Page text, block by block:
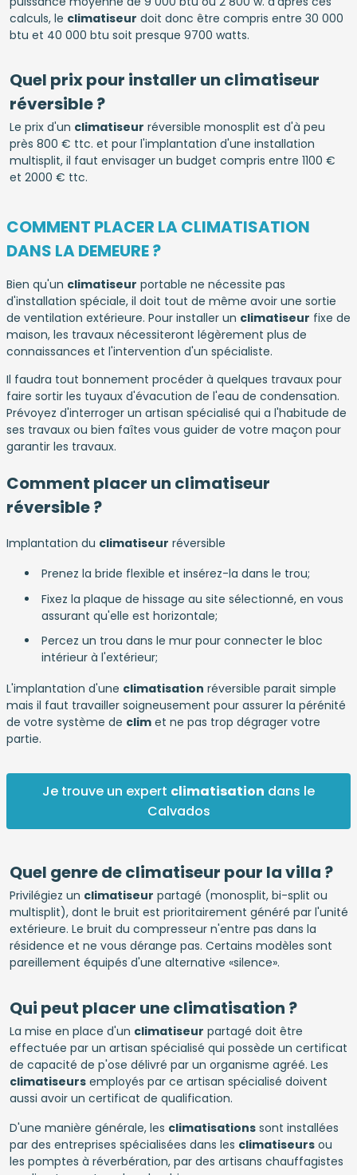
calculs, le climatiseur doit donc être compris entre 30 000
btu et 40 000 btu soit presque 9700 watts.
Quel prix pour installer un climatiseur
réversible ?
Le prix d'un climatiseur réversible monosplit est d'à peu
près 800 € ttc. et pour l'implantation d'une installation
multisplit, il faut envisager un budget compris entre 1100 €
et 2000 € ttc.
COMMENT PLACER LA CLIMATISATION
DANS LA DEMEURE ?
Bien qu'un climatiseur portable ne nécessite pas
d'installation spéciale, il doit tout de même avoir une sortie
de ventilation extérieure. Pour installer un climatiseur fixe de
maison, les travaux nécessiteront légèrement plus de
connaissances et l'intervention d'un spécialiste.
Il faudra tout bonnement procéder à quelques travaux pour
faire sortir les tuyaux d'évacution de l'eau de condensation.
Prévoyez d'interroger un artisan spécialisé qui a l'habitude de
ses travaux ou bien faîtes vous guider de votre maçon pour
garantir les travaux.
Comment placer un climatiseur
réversible ?
Implantation du climatiseur réversible
Prenez la bride flexible et insérez-la dans le trou;
Fixez la plaque de hissage au site sélectionné, en vous
assurant qu'elle est horizontale;
Percez un trou dans le mur pour connecter le bloc
intérieur à l'extérieur;
L'implantation d'une climatisation réversible parait simple
mais il faut travailler soigneusement pour assurer la pérénité
de votre système de clim et ne pas trop dégrager votre
partie.
Je trouve un expert climatisation dans le
Calvados
Quel genre de climatiseur pour la villa ?
Privilégiez un climatiseur partagé (monosplit, bi-split ou
multisplit), dont le bruit est prioritairement généré par l'unité
extérieure. Le bruit du compresseur n'entre pas dans la
résidence et ne vous dérange pas. Certains modèles sont
pareillement équipés d'une alternative «silence».
Qui peut placer une climatisation ?
La mise en place d'un climatiseur partagé doit être
effectuée par un artisan spécialisé qui possède un certificat
de capacité de p'ose délivré par un organisme agréé. Les
climatiseursemployés par ce artisan spécialisé doivent
aussi avoir un certificat de qualification.
D'une manière générale, les climatisationssont installées
par des entreprises spécialisées dans les climatiseursou
les pomptes à réverbération, par des artisans chauffagistes